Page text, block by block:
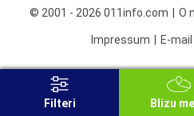
© 2001 - 2026 011info.com O
Impressum E-mail
Filteri Blizu